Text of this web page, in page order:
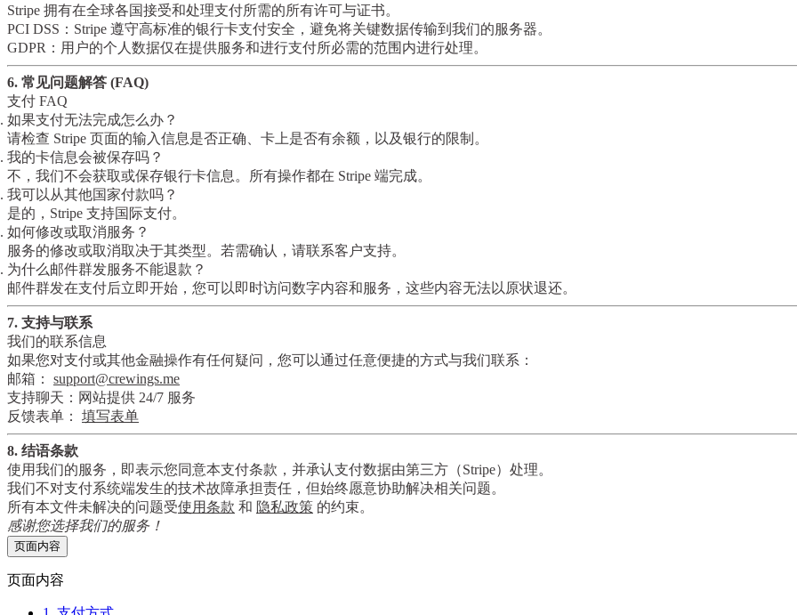
Stripe 拥有在全球各国接受和处理支付所需的所有许可与证书。
PCI DSS ：Stripe 遵守高标准的银行卡支付安全，避免将关键数据传输到我们的服务器。
GDPR ：用户的个人数据仅在提供服务和进行支付所必需的范围内进行处理。
6. 常见问题解答 (FAQ)
支付 FAQ
如果支付无法完成怎么办？
请检查 Stripe 页面的输入信息是否正确、卡上是否有余额，以及银行的限制。
我的卡信息会被保存吗？
不，我们不会获取或保存银行卡信息。所有操作都在 Stripe 端完成。
我可以从其他国家付款吗？
是的，Stripe 支持国际支付。
如何修改或取消服务？
服务的修改或取消取决于其类型。若需确认，请联系客户支持。
为什么邮件群发服务不能退款？
邮件群发在支付后立即开始，您可以即时访问数字内容和服务，这些内容无法以原状退还。
7. 支持与联系
我们的联系信息
如果您对支付或其他金融操作有任何疑问，您可以通过任意便捷的方式与我们联系：
邮箱 ： support@crewings.me
支持聊天 ：网站提供 24/7 服务
反馈表单 ： 填写表单
8. 结语条款
使用我们的服务，即表示您同意本支付条款，并承认支付数据由第三方（Stripe）处理。
我们不对支付系统端发生的技术故障承担责任，但始终愿意协助解决相关问题。
所有本文件未解决的问题受使用条款 和 隐私政策 的约束。
感谢您选择我们的服务！
页面内容
页面内容